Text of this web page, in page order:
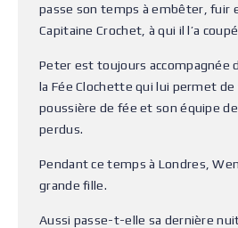
passe son temps à embêter, fuir
Capitaine Crochet, à qui il l’a
Peter est toujours accompagnée
la Fée Clochette qui lui permet de
poussière de fée et son équipe
perdus.
Pendant ce temps à Londres,
grande fille.
Aussi passe-t-elle sa dernière